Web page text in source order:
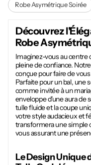
Robe Asymétrique Soirée
Découvrez
Robe
Imaginez-vous au centre
pleine de confiance. Notre
conçue pour faire de
Parfaite pour un bal, une
comme invitée à un
enveloppe d'une aura de
tulle fluide et la coupe
votre style audacieux et
transformera une simple
vous assurant une
Le Design Unique